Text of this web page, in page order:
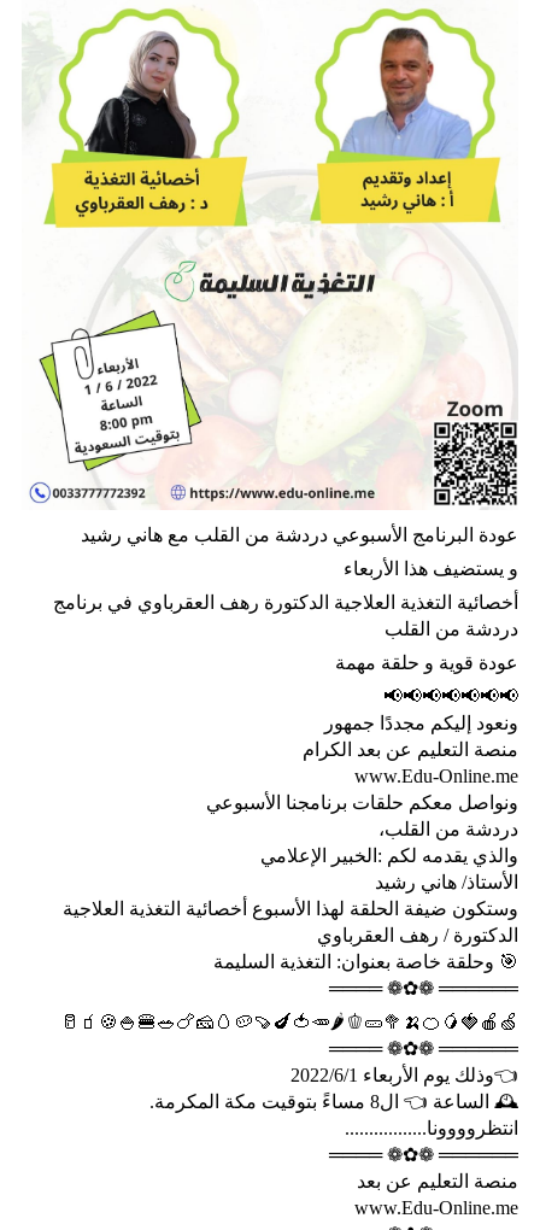
عودة البرنامج اﻷسبوعي دردشة من القلب مع هاني رشيد
و يستضيف هذا اﻷربعاء
أخصائية التغذية العلاجية الدكتورة رهف العقرباوي في برنامج
دردشة من القلب
عودة قوية و حلقة مهمة
📢📢📢📢📢📢📢
ونعود إليكم مجددًا جمهور
منصة التعليم عن بعد الكرام
www.Edu-Online.me
ونواصل معكم حلقات برنامجنا الأسبوعي
دردشة من القلب،
والذي يقدمه لكم :الخبير الإعلامي
الأستاذ/ هاني رشيد
وستكون ضيفة الحلقة لهذا الأسبوع أخصائية التغذية العلاجية
الدكتورة / رهف العقرباوي
🎯 وحلقة خاصة بعنوان: التغذية السليمة
══════ ❁✿❁ ════
🍏🍎🍓🥭🍊🍌🥦🥒🫑🌶️🥕🍅🍆🍠🥔🥚🧀🍗🥗🍔🍚🍪🧃🥛
══════ ❁✿❁ ════
👈وذلك يوم الأربعاء 2022/6/1
🕰️ الساعة 👈 ال8 مساءً بتوقيت مكة المكرمة.
انتظروووونا.................
══════ ❁✿❁ ════
منصة التعليم عن بعد
www.Edu-Online.me